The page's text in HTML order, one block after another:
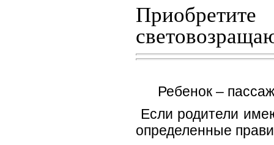
Ребенок –
Если родители
определенные